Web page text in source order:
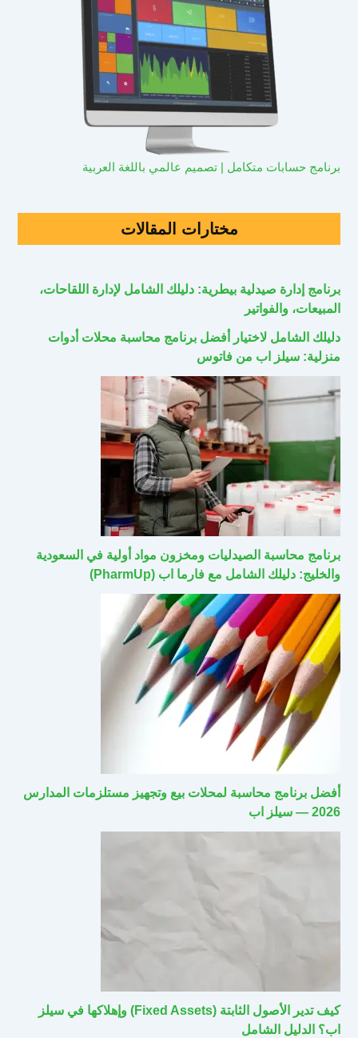
برنامج حسابات متكامل | تصميم عالمي باللغة العربية
مختارات المقالات
برنامج إدارة صيدلية بيطرية: دليلك الشامل لإدارة اللقاحات،
المبيعات، والفواتير
دليلك الشامل لاختيار أفضل برنامج محاسبة محلات أدوات
منزلية: سيلز اب من فاتوس
برنامج محاسبة الصيدليات ومخزون مواد أولية في السعودية
والخليج: دليلك الشامل مع فارما اب (PharmUp)
أفضل برنامج محاسبة لمحلات بيع وتجهيز مستلزمات المدارس
2026 — سيلز اب
كيف تدير الأصول الثابتة (Fixed Assets) وإهلاكها في سيلز
اب؟ الدليل الشامل